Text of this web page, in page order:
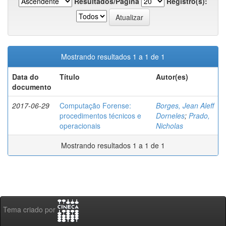
Mostrando resultados 1 a 1 de 1
Data do
documento
Título Autor(es)
2017-06-29
Computação Forense:
procedimentos técnicos e
operacionais
Borges, Jean Aleff
Dorneles; Prado,
Nicholas
Mostrando resultados 1 a 1 de 1
Tema criado por